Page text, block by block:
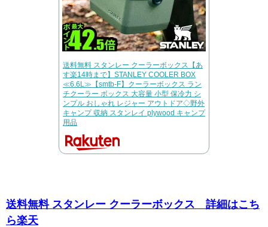
送料無料 スタンレー クーラーボックス【あ
す楽14時まで】STANLEY COOLER BOX
≪6.6L≫【smtb-F】クーラーボックス ラン
チクーラー ボックス 大容量 小型 保冷力 シ
ンプル おしゃれ レジャー アウトドア◇野外
キャンプ 収納 スタンレイ plywood キャンプ
用品
送料無料 スタンレー クーラーボックス 詳細はこち
ら楽天